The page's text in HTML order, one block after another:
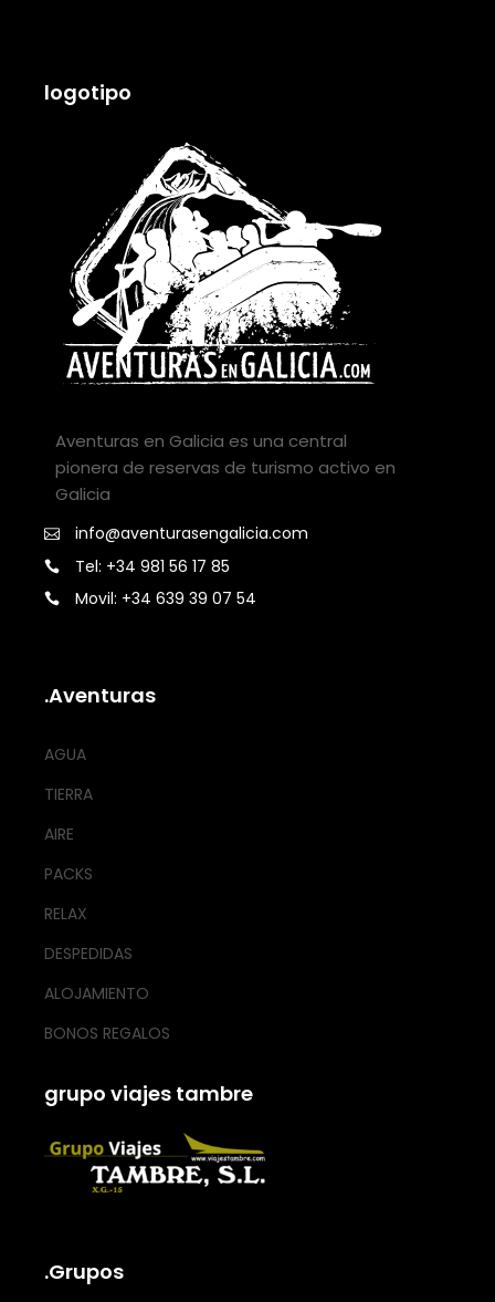
logotipo
Aventuras en Galicia es una central
pionera de reservas de turismo activo en
Galicia
info@aventurasengalicia.com
Tel: +34 981 56 17 85
Movil: +34 639 39 07 54
.Aventuras
AGUA
TIERRA
AIRE
PACKS
RELAX
DESPEDIDAS
ALOJAMIENTO
BONOS REGALOS
grupo viajes tambre
.Grupos